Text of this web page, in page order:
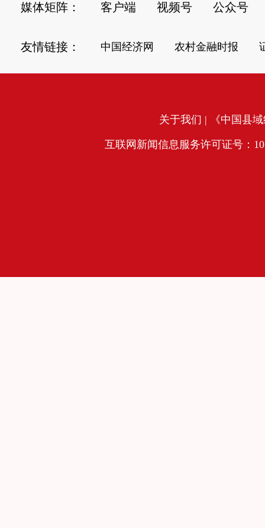
媒体矩阵： 客户端 视频号 公众号
友情链接： 中国经济网 农村金融时报
关于我们 | 《中国县
互联网新闻信息服务许可证号：